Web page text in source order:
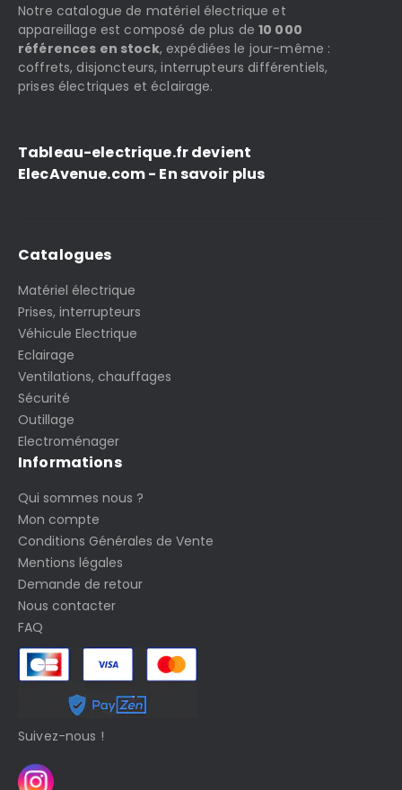
Notre catalogue de matériel électrique et
appareillage est composé de plus de10 000
références en stock, expédiées le jour-même :
coffrets, disjoncteurs, interrupteurs différentiels,
prises électriques et éclairage.
Tableau-electrique.fr devient
ElecAvenue.com - En savoir plus
Catalogues
Matériel électrique
Prises, interrupteurs
Véhicule Electrique
Eclairage
Ventilations, chauffages
Sécurité
Outillage
Electroménager
Informations
Qui sommes nous ?
Mon compte
Conditions Générales de Vente
Mentions légales
Demande de retour
Nous contacter
FAQ
Suivez-nous !